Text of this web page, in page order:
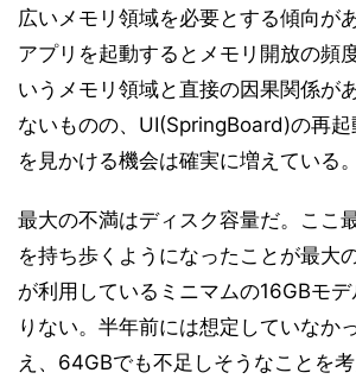
広いメモリ領域を必要とする傾向が
アプリを起動するとメモリ開放の頻
いうメモリ領域と直接の因果関係が
ないものの、UI(SpringBoard)の再起
を見かける機会は確実に増えている。
最大の不満はディスク容量だ。ここ
を持ち歩くようになったことが最大
が利用しているミニマムの16GBモ
りない。半年前には想定していなか
え、64GBでも不足しそうなことを